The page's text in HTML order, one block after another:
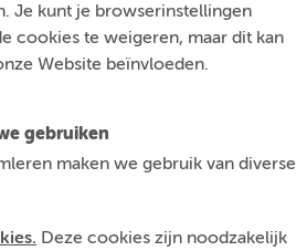
Je kunt je browserinstellingen
cookies te weigeren, maar dit kan
Website beïnvloeden.
gebruiken
maken we gebruik van diverse
Deze cookies zijn noodzakelijk